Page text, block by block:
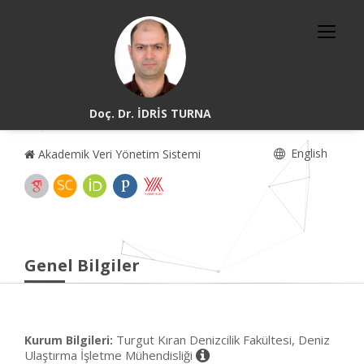
Doç. Dr. İDRİS TURNA
Akademik Veri Yönetim Sistemi English
Genel Bilgiler
Kurum Bilgileri: Turgut Kıran Denizcilik Fakültesi, Deniz
Ulaştırma İşletme Mühendisliği